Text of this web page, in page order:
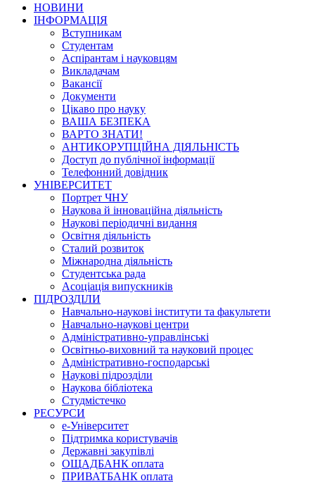
НОВИНИ
ІНФОРМАЦІЯ
Вступникам
Студентам
Аспірантам і науковцям
Викладачам
Вакансії
Документи
Цікаво про науку
ВАША БЕЗПЕКА
ВАРТО ЗНАТИ!
АНТИКОРУПЦІЙНА ДІЯЛЬНІСТЬ
Доступ до публічної інформації
Телефонний довідник
УНІВЕРСИТЕТ
Портрет ЧНУ
Наукова й інноваційна діяльність
Наукові періодичні видання
Освітня діяльність
Сталий розвиток
Міжнародна діяльність
Студентська рада
Асоціація випускників
ПІДРОЗДІЛИ
Навчально-наукові інститути та факультети
Навчально-наукові центри
Адміністративно-управлінські
Освітньо-виховний та науковий процес
Адміністративно-господарські
Наукові підрозділи
Наукова бібліотека
Студмістечко
РЕСУРСИ
е-Університет
Підтримка користувачів
Державні закупівлі
ОЩАДБАНК оплата
ПРИВАТБАНК оплата